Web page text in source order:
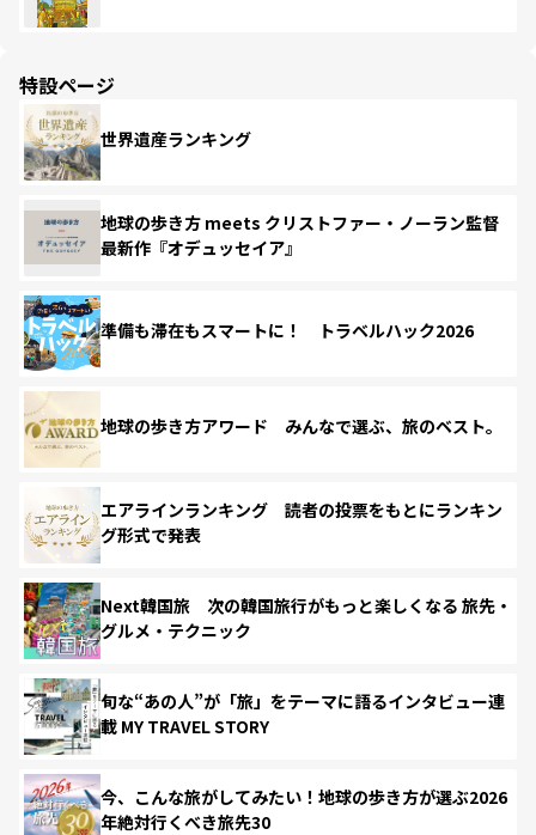
特設ページ
世界遺産ランキング
地球の歩き方 meets クリストファー・ノーラン監督
最新作『オデュッセイア』
準備も滞在もスマートに！ トラベルハック2026
地球の歩き方アワード みんなで選ぶ、旅のベスト。
エアラインランキング 読者の投票をもとにランキン
グ形式で発表
Next韓国旅 次の韓国旅行がもっと楽しくなる 旅先・
グルメ・テクニック
旬な“あの人”が「旅」をテーマに語るインタビュー連
載 MY TRAVEL STORY
今、こんな旅がしてみたい！地球の歩き方が選ぶ2026
年絶対行くべき旅先30